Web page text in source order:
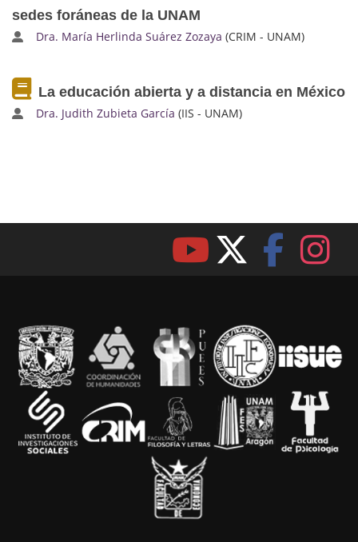
sedes foráneas de la UNAM
Dra. María Herlinda Suárez Zozaya (CRIM - UNAM)
La educación abierta y a distancia en México
Dra. Judith Zubieta García (IIS - UNAM)